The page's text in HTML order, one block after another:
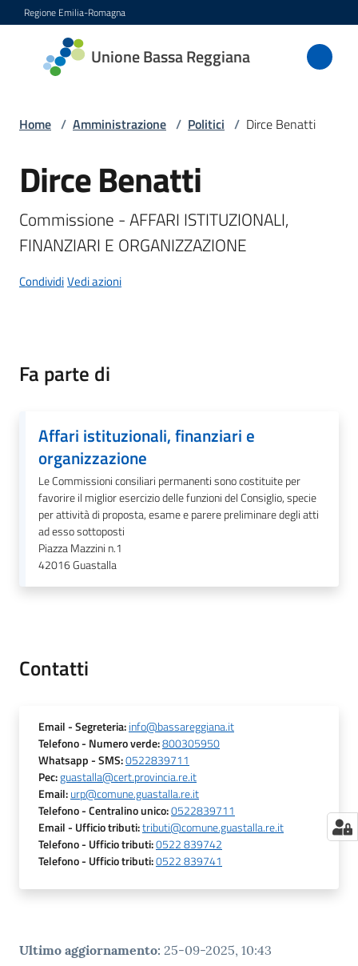
Vai al contenuto
Vai alla navigazione
Vai al footer
Regione Emilia-Romagna
Unione Bassa Reggiana
Unione
Bassa
Amministrazione
Menu selezionato
Novità
argomenti...
Seguici
Home / Amministrazione / Politici / Dirce Benatti
Salta al contenuto
Dirce Benatti
Commissione - AFFARI ISTITUZIONALI,
FINANZIARI E ORGANIZZAZIONE
CondividiVedi azioni
Fa parte di
Affari istituzionali, finanziari e
organizzazione
Le Commissioni consiliari permanenti sono costituite per
favorire il miglior esercizio delle funzioni del Consiglio, specie
per attività di proposta, esame e parere preliminare degli atti
ad esso sottoposti
Piazza Mazzini n.1
42016Guastalla
Contatti
Email- Segreteria:info@bassareggiana.it
Telefono- Numero verde:800305950
Whatsapp- SMS:0522839711
Pec:guastalla@cert.provincia.re.it
Email:urp@comune.guastalla.re.it
Telefono- Centralino unico:0522839711
Email- Ufficio tributi:tributi@comune.guastalla.re.it
Telefono- Ufficio tributi:0522 839742
Telefono- Ufficio tributi:0522 839741
Ultimo aggiornamento: 25-09-2025, 10:43